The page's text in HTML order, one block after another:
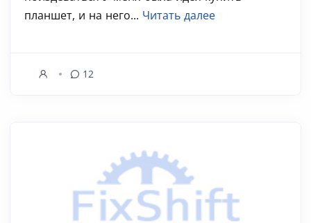
планшет, и на него... Читать далее
12